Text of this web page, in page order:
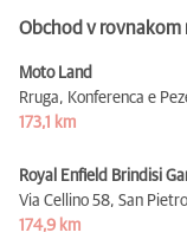
Obchod v rovnakom
Moto Land
Rruga, Konferenca e
173,1 km
Royal Enfield Brindisi
Via Cellino 58, San
174,9 km